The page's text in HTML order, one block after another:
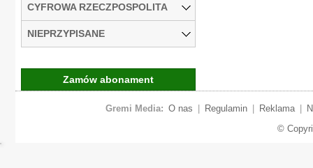
CYFROWA RZECZPOSPOLITA
NIEPRZYPISANE
Zamów abonament
Gremi Media: O nas Regulamin Reklama
©